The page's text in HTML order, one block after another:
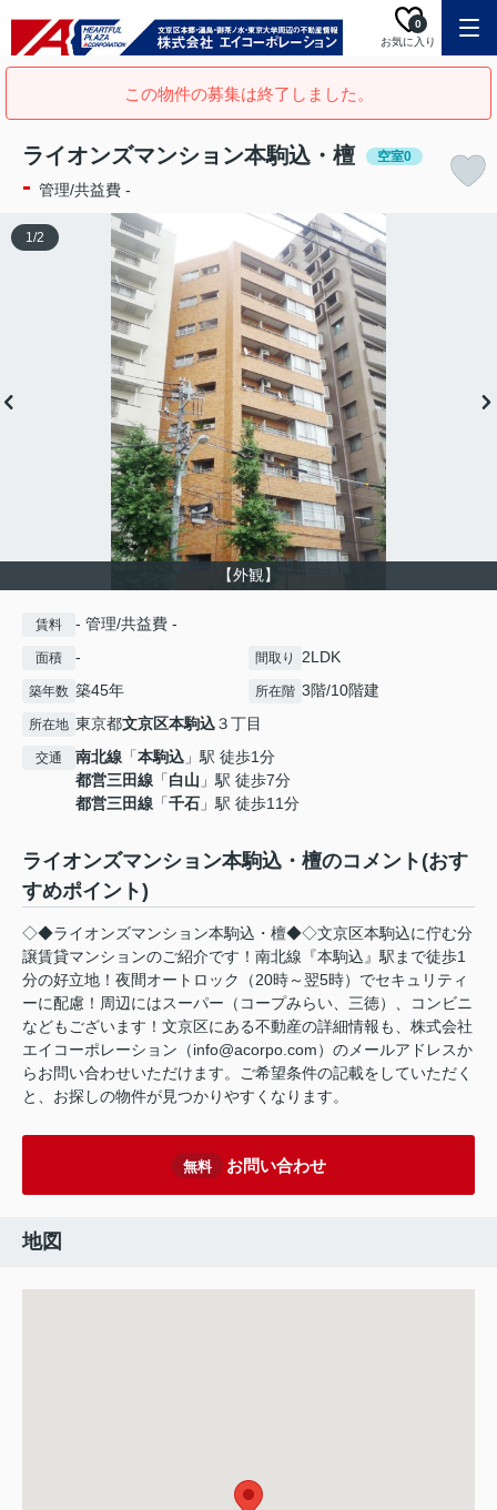
お気に入り
0
この物件の募集は終了しました。
ライオンズマンション本駒込・檀 空室0
- 管理/共益費 -
【外観】
1/2
賃料 - 管理/共益費 -
面積 - 間取り 2LDK
築年数 築45年 所在階 3階/10階建
所在地 東京都文京区本駒込３丁目
交通 南北線 「本駒込 」駅 徒歩1分
都営三田線 「白山 」駅 徒歩7分
都営三田線 「千石 」駅 徒歩11分
ライオンズマンション本駒込・檀のコメント(おす
すめポイント)
◇◆ライオンズマンション本駒込・檀◆◇文京区本駒込に佇む分
譲賃貸マンションのご紹介です！南北線『本駒込』駅まで徒歩1
分の好立地！夜間オートロック（20時～翌5時）でセキュリティ
ーに配慮！周辺にはスーパー（コープみらい、三徳）、コンビニ
などもございます！文京区にある不動産の詳細情報も、株式会社
エイコーポレーション（info@acorpo.com）のメールアドレスか
らお問い合わせいただけます。ご希望条件の記載をしていただく
と、お探しの物件が見つかりやすくなります。
無料 お問い合わせ
地図